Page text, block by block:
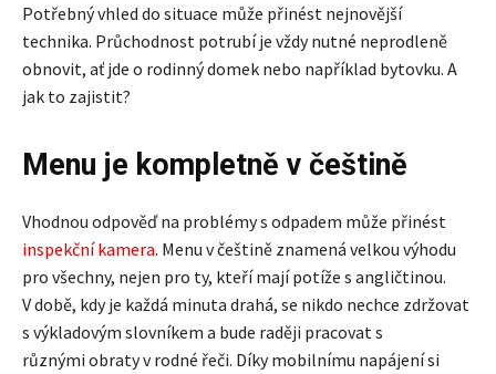
Potřebný vhled do situace může přinést nejnovější
technika. Průchodnost potrubí je vždy nutné neprodleně
obnovit, ať jde o rodinný domek nebo například bytovku. A
jak to zajistit?
Menu je kompletně v češtině
Vhodnou odpověď na problémy s odpadem může přinést
inspekční kamera. Menu v češtině znamená velkou výhodu
pro všechny, nejen pro ty, kteří mají potíže s angličtinou.
V době, kdy je každá minuta drahá, se nikdo nechce zdržovat
s výkladovým slovníkem a bude raději pracovat s
různými obraty v rodné řeči. Díky mobilnímu napájení si